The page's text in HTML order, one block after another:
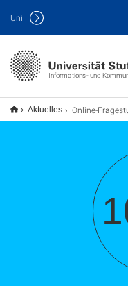
Informations- und
Uni
Aktuelles Online-Fragestunde